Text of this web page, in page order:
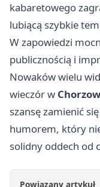
kabaretowego
lubiącą szybkie
W zapowiedzi
publicznością i
Nowaków wielu
wieczór w
szansę zamienić
humorem, który
solidny oddech od
Powiązany artykuł